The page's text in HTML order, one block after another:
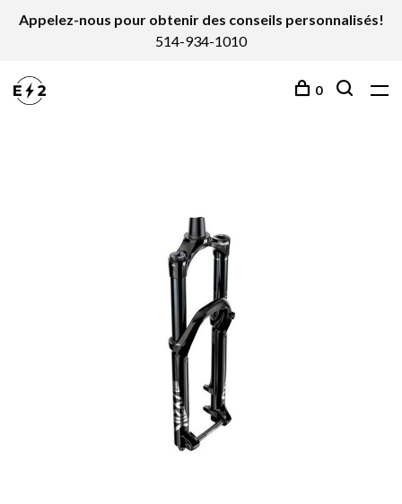
Appelez-nous pour obtenir des conseils personnalisés!
514-934-1010
0